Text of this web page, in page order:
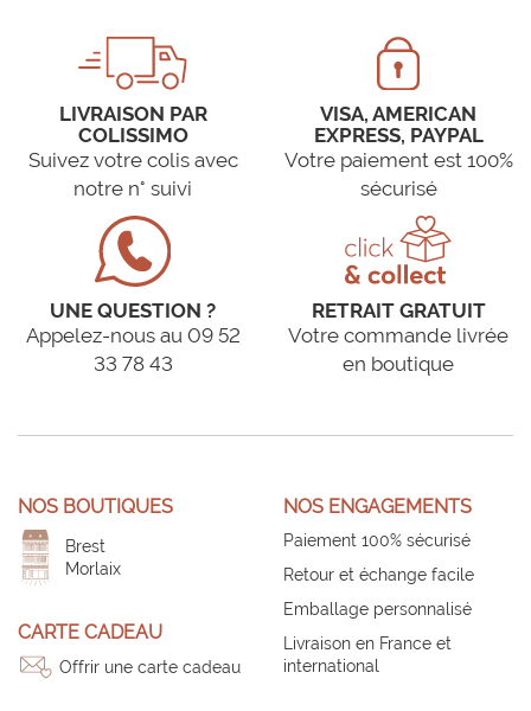
LIVRAISON PAR
COLISSIMO
Suivez votre colis avec
notre n° suivi
VISA, AMERICAN
EXPRESS, PAYPAL
Votre paiement est 100%
sécurisé
UNE QUESTION ?
Appelez-nous au 09 52
33 78 43
RETRAIT GRATUIT
Votre commande livrée
en boutique
NOS BOUTIQUES
Brest
Morlaix
CARTE CADEAU
Offrir une carte cadeau
NOS ENGAGEMENTS
Paiement 100% sécurisé
Retour et échange facile
Emballage personnalisé
Livraison en France et
international